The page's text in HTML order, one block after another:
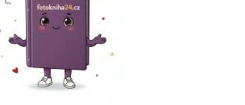
soubory
Nezařazené
soubory